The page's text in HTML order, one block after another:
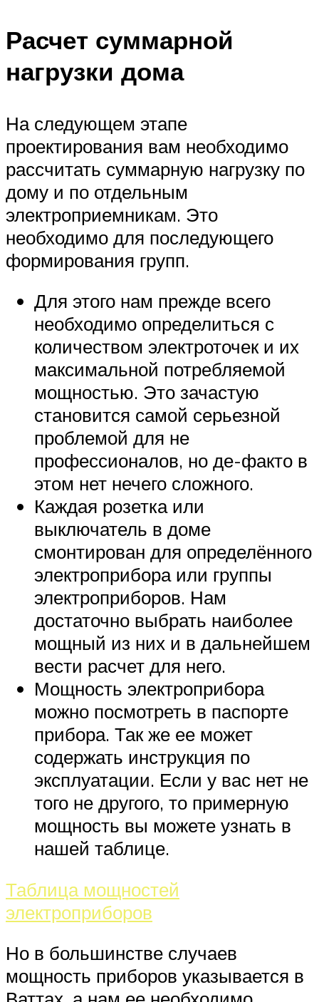
Расчет суммарной
нагрузки дома
На следующем этапе
проектирования вам необходимо
рассчитать суммарную нагрузку по
дому и по отдельным
электроприемникам. Это
необходимо для последующего
формирования групп.
Для этого нам прежде всего
необходимо определиться с
количеством электроточек и их
максимальной потребляемой
мощностью. Это зачастую
становится самой серьезной
проблемой для не
профессионалов, но де-факто в
этом нет нечего сложного.
Каждая розетка или
выключатель в доме
смонтирован для определённого
электроприбора или группы
электроприборов. Нам
достаточно выбрать наиболее
мощный из них и в дальнейшем
вести расчет для него.
Мощность электроприбора
можно посмотреть в паспорте
прибора. Так же ее может
содержать инструкция по
эксплуатации. Если у вас нет не
того не другого, то примерную
мощность вы можете узнать в
нашей таблице.
Таблица мощностей
электроприборов
Но в большинстве случаев
мощность приборов указывается в